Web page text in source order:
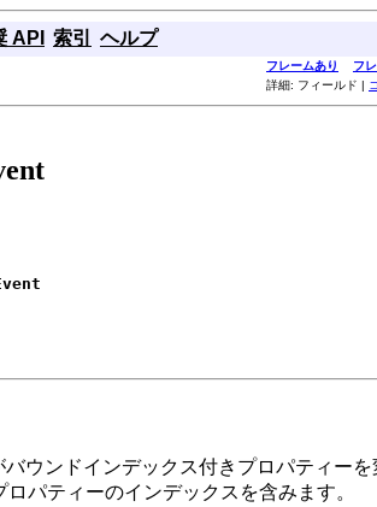
API 索引 ヘルプ
フレームあり フ
詳細: フィールド |
ウンドインデックス付きプロパティー
パティーのインデックスを含みます。